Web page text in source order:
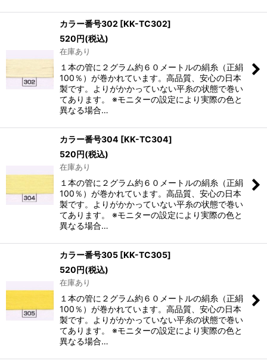
カラー番号302 [KK-TC302]
520円(税込)
在庫あり
１本の管に２グラム約６０メートルの絹糸（正絹
100％）が巻かれています。高品質、安心の日本
製です。よりがかかっていない平糸の状態で巻い
てあります。 ※モニターの設定により実際の色と
異なる場合…
カラー番号304 [KK-TC304]
520円(税込)
在庫あり
１本の管に２グラム約６０メートルの絹糸（正絹
100％）が巻かれています。高品質、安心の日本
製です。よりがかかっていない平糸の状態で巻い
てあります。 ※モニターの設定により実際の色と
異なる場合…
カラー番号305 [KK-TC305]
520円(税込)
在庫あり
１本の管に２グラム約６０メートルの絹糸（正絹
100％）が巻かれています。高品質、安心の日本
製です。よりがかかっていない平糸の状態で巻い
てあります。 ※モニターの設定により実際の色と
異なる場合…